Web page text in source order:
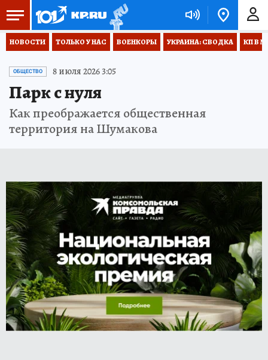
НОВОСТИ ТОЛЬКО У НАС ВОЕНКОРЫ УКРАИНА: СВОДКА КП В
ОБЩЕСТВО 8 июля 2026 3:05
Парк с нуля
Как преображается общественная
территория на Шумакова